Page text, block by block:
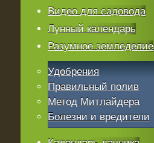
Видео для садовода
Лунный календарь
Разумное земледелие
Удобрения
Правильный полив
Метод Митлайдера
Болезни и вредители